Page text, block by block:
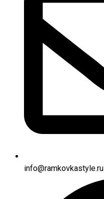
info@ramkovkastyle.ru